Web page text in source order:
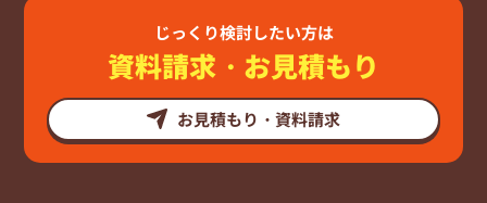
じっくり検討したい方は
資料請求・お見積もり
お見積もり・資料請求